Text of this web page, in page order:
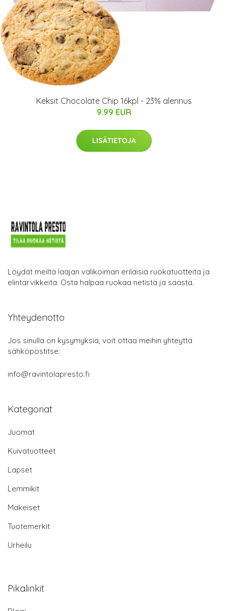
Keksit Chocolate Chip 16kpl - 23% alennus
9.99 EUR
LISÄTIETOJA
Löydät meiltä laajan valikoiman erilaisia ruokatuotteita ja
elintarvikkeita. Osta halpaa ruokaa netistä ja säästä.
Yhteydenotto
Jos sinulla on kysymyksiä, voit ottaa meihin yhteyttä
sähköpostitse:
info@ravintolapresto.fi
Kategoriat
Juomat
Kuivatuotteet
Lapset
Lemmikit
Makeiset
Tuotemerkit
Urheilu
Pikalinkit